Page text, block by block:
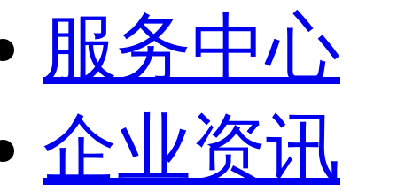
服务中心
企业资讯